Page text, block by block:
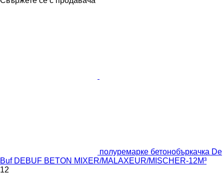
полуремарке бетонобъркачка De
Buf DEBUF BETON MIXER/MALAXEUR/MISCHER-12M³
12